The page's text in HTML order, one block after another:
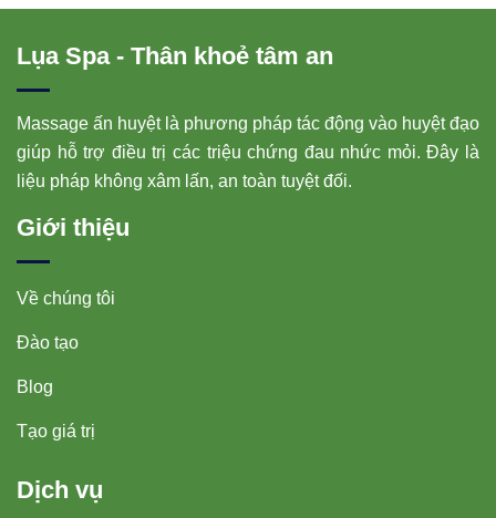
Lụa Spa - Thân khoẻ tâm an
Massage ấn huyệt là phương pháp tác động vào huyệt đạo
giúp hỗ trợ điều trị các triệu chứng đau nhức mỏi. Đây là
liệu pháp không xâm lấn, an toàn tuyệt đối.
Giới thiệu
Về chúng tôi
Đào tạo
Blog
Tạo giá trị
Dịch vụ